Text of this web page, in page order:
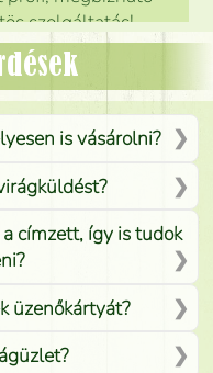
szolgáltatás!
Mónika
is vásárolni?
címzett, így is tudok
üzenőkártyát?